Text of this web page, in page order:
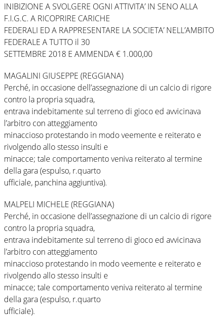
INIBIZIONE A SVOLGERE OGNI ATTIVITA’ IN SENO ALLA
F.I.G.C. A RICOPRIRE CARICHE
FEDERALI ED A RAPPRESENTARE LA SOCIETA’ NELL’AMBITO
FEDERALE A TUTTO il 30
SETTEMBRE 2018 E AMMENDA € 1.000,00
MAGALINI GIUSEPPE (REGGIANA)
Perché, in occasione dell’assegnazione di un calcio di rigore
contro la propria squadra,
entrava indebitamente sul terreno di gioco ed avvicinava
l’arbitro con atteggiamento
minaccioso protestando in modo veemente e reiterato e
rivolgendo allo stesso insulti e
minacce; tale comportamento veniva reiterato al termine
della gara (espulso, r.quarto
ufficiale, panchina aggiuntiva).
MALPELI MICHELE (REGGIANA)
Perché, in occasione dell’assegnazione di un calcio di rigore
contro la propria squadra,
entrava indebitamente sul terreno di gioco ed avvicinava
l’arbitro con atteggiamento
minaccioso protestando in modo veemente e reiterato e
rivolgendo allo stesso insulti e
minacce; tale comportamento veniva reiterato al termine
della gara (espulso, r.quarto
ufficiale).